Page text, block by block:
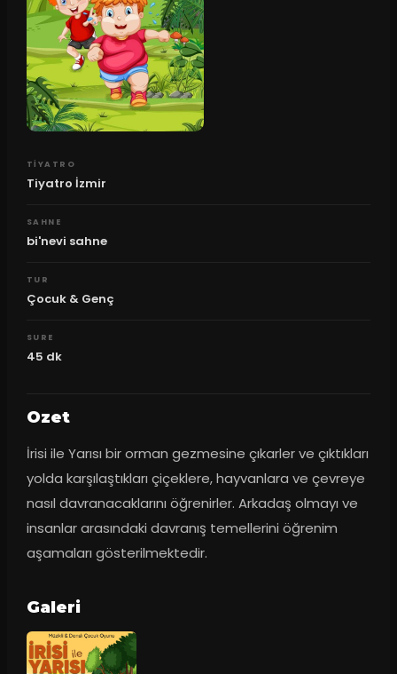
TIYATRO
Tiyatro İzmir
SAHNE
bi'nevi sahne
TUR
Çocuk & Genç
SURE
45 dk
Ozet
İrisi ile Yarısı bir orman gezmesine çıkarler ve çıktıkları
yolda karşılaştıkları çiçeklere, hayvanlara ve çevreye
nasıl davranacaklarını öğrenirler. Arkadaş olmayı ve
insanlar arasındaki davranış temellerini öğrenim
aşamaları gösterilmektedir.
Galeri